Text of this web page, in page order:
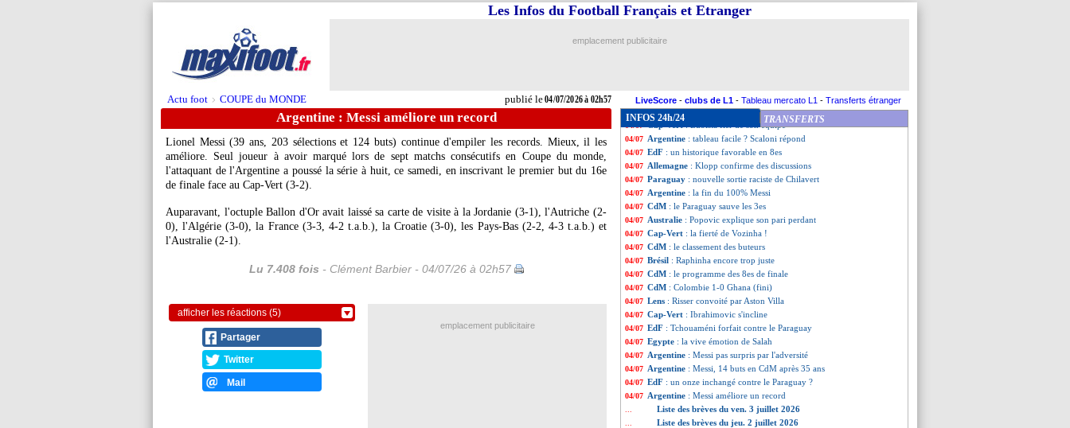
Actu foot > COUPE du MONDE publié le04/07/2026 à 02h57
Les Infos du Football Français et Etranger
emplacement publicitaire
LiveScore - clubs de L1 - Tableau mercato L1 - Transferts étranger
Argentine : Messi améliore un record
Lionel Messi (39 ans, 203 sélections et 124 buts) continue d'empiler les records. Mieux, il les
améliore. Seul joueur à avoir marqué lors de sept matchs consécutifs en Coupe du monde,
l'attaquant de l'Argentine a poussé la série à huit, ce samedi, en inscrivant le premier but du 16e
de finale face au Cap-Vert (3-2).
Auparavant, l'octuple Ballon d'Or avait laissé sa carte de visite à la Jordanie (3-1), l'Autriche (2-
0), l'Algérie (3-0), la France (3-3, 4-2 t.a.b.), la Croatie (3-0), les Pays-Bas (2-2, 4-3 t.a.b.) et
l'Australie (2-1).
Lu 7.408 fois - Clément Barbier - 04/07/26 à 02h57
afficher les réactions (5)
Partager
Twitter
Mail
INFOS 24h/24 TRANSFERTS
04/07 OM: Richard veut baisser des salaires
04/07 Milan: Modric vers un nouveau contrat
04/07 Argentine
04/07 EdF: Bouaddi, le regret de Fournier
04/07 Argentine: Messi salue le Cap-Vert
: Bubista fier de son équipe
04/07 Argentine : tableau facile ? Scaloni répond
04/07 EdF : un historique favorable en 8es
04/07 Allemagne : Klopp confirme des discussions
04/07 Paraguay : nouvelle sortie raciste de Chilavert
04/07 Argentine : la fin du 100% Messi
04/07 CdM : le Paraguay sauve les 3es
04/07 Australie : Popovic explique son pari perdant
04/07 Cap-Vert : la fierté de Vozinha !
04/07 CdM : le classement des buteurs
04/07 Brésil : Raphinha encore trop juste
04/07 CdM : le programme des 8es de finale
04/07 CdM : Colombie 1-0 Ghana (fini)
04/07 Lens : Risser convoité par Aston Villa
04/07 Cap-Vert : Ibrahimovic s'incline
04/07 EdF : Tchouaméni forfait contre le Paraguay
04/07 Egypte : la vive émotion de Salah
04/07 Argentine : Messi pas surpris par l'adversité
04/07 Argentine : Messi, 14 buts en CdM après 35 ans
04/07 EdF : un onze inchangé contre le Paraguay ?
04/07 Argentine : Messi améliore un record
Liste des brèves du ven. 3 juillet 2026
Liste des brèves du jeu. 2 juillet 2026
emplacement publicitaire